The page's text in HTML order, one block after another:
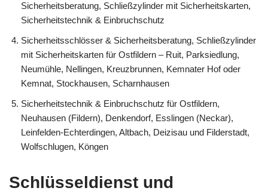
Sicherheitsberatung, Schließzylinder mit Sicherheitskarten,
Sicherheitstechnik & Einbruchschutz
Sicherheitsschlösser & Sicherheitsberatung, Schließzylinder
mit Sicherheitskarten für Ostfildern – Ruit, Parksiedlung,
Neumühle, Nellingen, Kreuzbrunnen, Kemnater Hof oder
Kemnat, Stockhausen, Scharnhausen
Sicherheitstechnik & Einbruchschutz für Ostfildern,
Neuhausen (Fildern), Denkendorf, Esslingen (Neckar),
Leinfelden-Echterdingen, Altbach, Deizisau und Filderstadt,
Wolfschlugen, Köngen
Schlüsseldienst und